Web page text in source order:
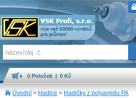
0 Položek | 0 Kč
Úvodní > Hadice > Hadičky z polyamidu PA